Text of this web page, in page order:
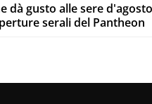
dà gusto alle sere
serali del Pantheon